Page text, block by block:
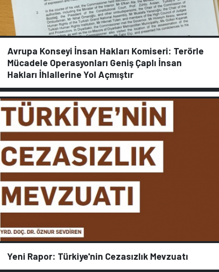
Avrupa Konseyi İnsan Hakları Komiseri: Terörle
Mücadele Operasyonları Geniş Çaplı İnsan
Hakları İhlallerine Yol Açmıştır
Yeni Rapor: Türkiye'nin Cezasızlık Mevzuatı